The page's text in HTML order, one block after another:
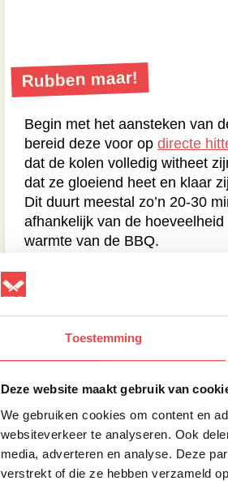
Toestemming
Deze website maakt gebruik van
We gebruiken cookies om content en
websiteverkeer te analyseren. Ook
media, adverteren en analyse. Deze
verstrekt of die ze hebben verzameld
Rubben maar!
Begin met het aansteken van
bereid deze voor op directe
dat de kolen volledig witheet
dat ze gloeiend heet en klaar
Dit duurt meestal zo’n 20-30
afhankelijk van de
warmte van de BBQ.
Terwijl de BBQ op temperatuur
rub. Masseer de rub goed in
de smaken diep kunnen
doen en het vlees op
komen. Dit helpt om een
bevorderen zodra je het op de